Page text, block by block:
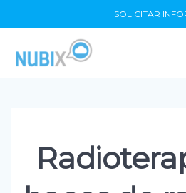
to
SOLICITAR